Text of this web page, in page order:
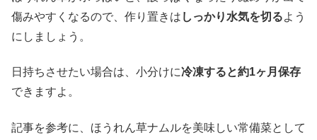
傷みやすくなるので、作り置きは しっかり水気を切るよう
にしましょう。
日持ちさせたい場合は、小分けに冷凍すると約1ヶ月保存
できますよ。
記事を参考に、ほうれん草ナムルを美味しい常備菜として